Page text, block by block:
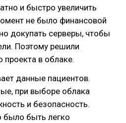
и быстро увеличить
не было финансовой
докупать серверы, чтобы
Поэтому решили
проекта в облаке.
данные пациентов.
при выборе облака
и безопасность.
быть легко